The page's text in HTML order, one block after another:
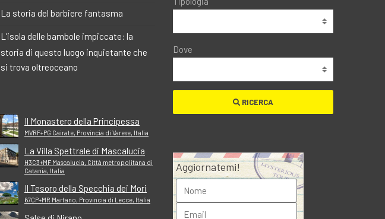
La storia del barbiere fantasma
L’isola delle bambole impiccate: la
storia di questo luogo inquietante che
si trova oltreoceano
Il Monastero della Principessa
MVRF+PG Cairate, Provincia di Varese, Italia
La Villa Spettrale di Mascalucia
H3C3+MF Mascalucia, Città metropolitana di
Catania, Italia
Il Tesoro della Specchia dei Mori
67CP+MR Martano, Provincia di Lecce, Italia
Dove
RICERCA
Aggiornatemi!